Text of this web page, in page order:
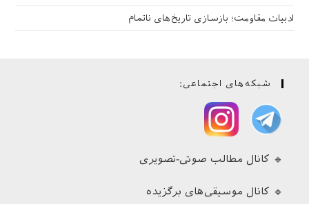
ادبیات مقاومت؛ بازسازی تاریخ‌های ناتمام
شبکه‌های اجتماعی:
🔹 کانال مطالب صوتی-تصویری
🔹 کانال موسیقی‌های برگزیده